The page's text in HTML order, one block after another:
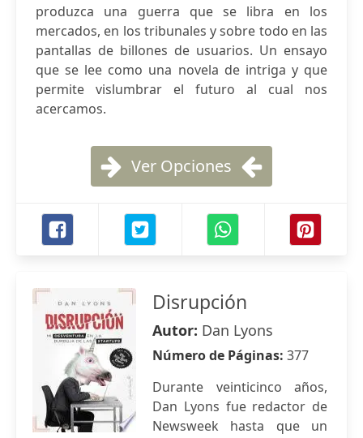
produzca una guerra que se libra en los
mercados, en los tribunales y sobre todo en las
pantallas de billones de usuarios. Un ensayo
que se lee como una novela de intriga y que
permite vislumbrar el futuro al cual nos
acercamos.
Ver Opciones
Disrupción
Autor: Dan Lyons
Número de Páginas: 377
Durante veinticinco años,
Dan Lyons fue redactor de
Newsweek hasta que un